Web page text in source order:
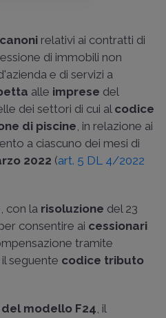
canoni relativi ai contratti di
di immobili non
e di servizi a
alle imprese del
dei settori di cui al codice
di piscine, in relazione ai
a ciascuno dei mesi di
2022 (art. 5 DL 4/2022
, con la risoluzione del 23
consentire ai cessionari
tramite
seguente codice tributo
modello F24, il